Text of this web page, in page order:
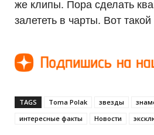
же клипы. Пора сделать
залететь в чарты. Вот
TAGS Toma Polak звезды
интересные факты
Новости